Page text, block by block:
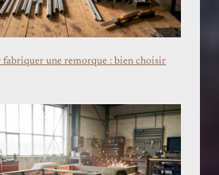
fabriquer une remorque : bien choisir